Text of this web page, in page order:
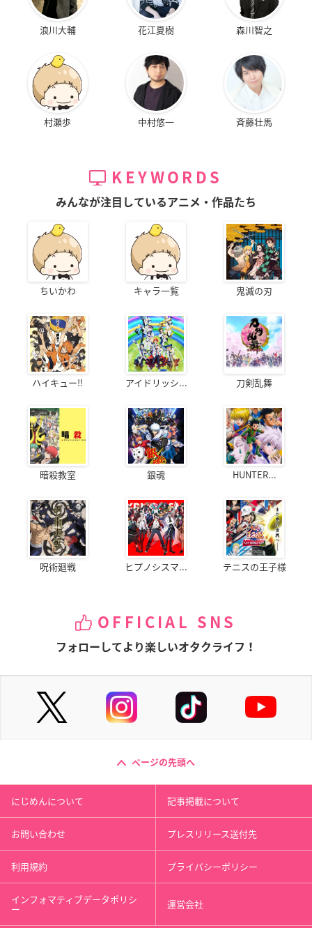
浪川大輔 花江夏樹 森川智之
村瀬歩 中村悠一 斉藤壮馬
KEYWORDS
みんなが注目しているアニメ・作品たち
ちいかわ キャラ一覧 鬼滅の刃
ハイキュー!! アイドリッシ... 刀剣乱舞
暗殺教室 銀魂 HUNTER...
呪術廻戦 ヒプノシスマ... テニスの王子様
OFFICIAL SNS
フォローしてより楽しいオタクライフ！
ページの先頭へ
にじめんについて 記事掲載について
お問い合わせ プレスリリース送付先
利用規約 プライバシーポリシー
インフォマティブデータポリシ
ー 運営会社